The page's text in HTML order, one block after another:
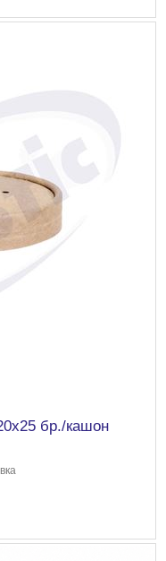
бр./кашон